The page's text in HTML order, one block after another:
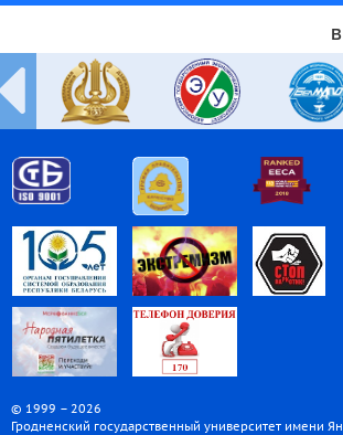
© 1999 – 2026
Гродненский государственный университет имени